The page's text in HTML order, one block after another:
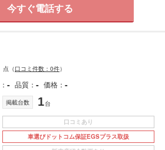
今すぐ電話する
点 （口コミ件数：0件）
- 品質 - 価格 -
掲載台数 1台
口コミあり
車選びドットコム保証EGSプラス取扱